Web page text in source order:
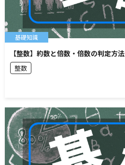
【整数】約数と倍数・倍数の判定方法
整数
基礎知識